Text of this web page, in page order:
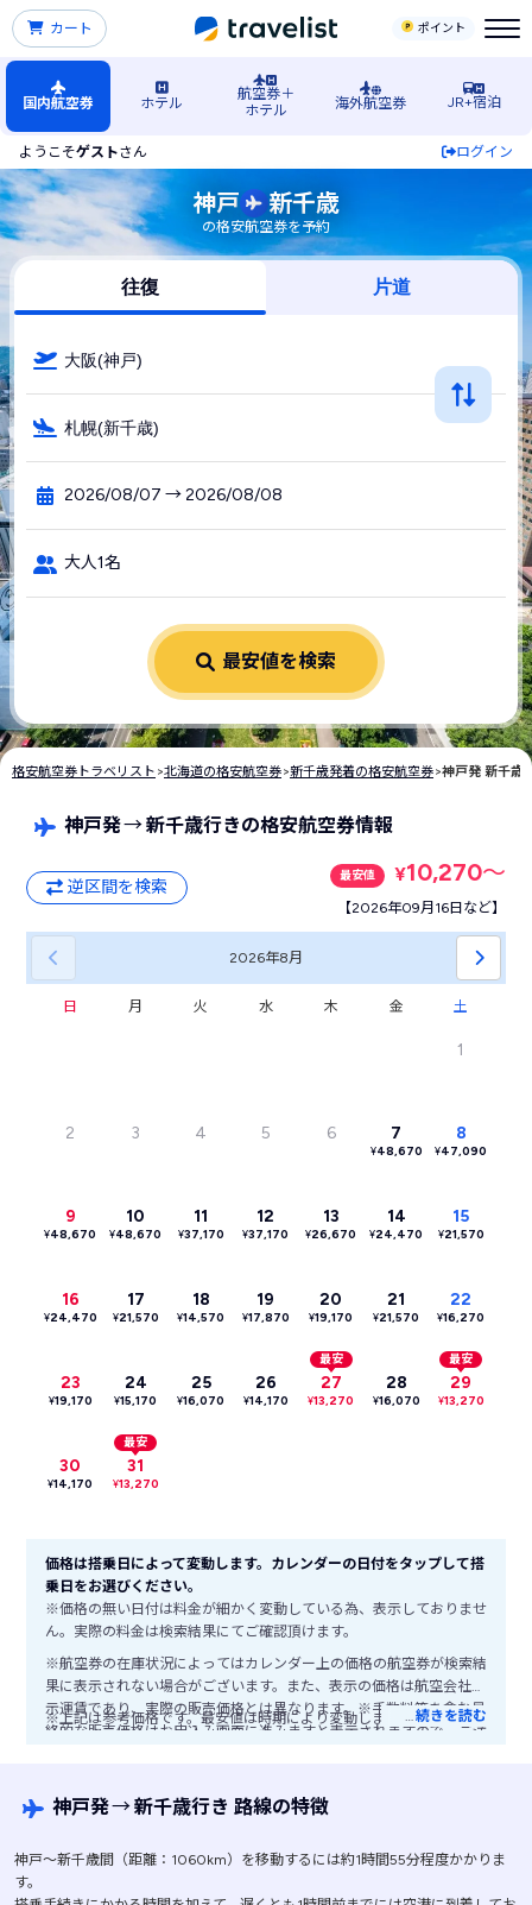
ポイント
カート
国内航空券 ホテル
航空券＋
ホテル
海外航空券 JR+宿泊
ようこそゲストさん ログイン
神戸空港発→札幌（新千歳）空港行きの格安航空券・飛行機
神戸 新千歳
の格安航空券を予約
往復 片道
大阪(神戸)
札幌(新千歳)
2026/08/07 → 2026/08/08
大人1名
最安値を検索
格安航空券トラベリスト >北海道の格安航空券>新千歳発着の格安航空券>神戸発 新千歳
神戸発→新千歳行きの格安航空券情報
逆区間を検索
最安値 ¥10,270〜
【2026年09月16日など】
2026年8月
日 月 火 水 木 金 土
1
2 3 4 5 6 7
¥48,670
8
¥47,090
9
¥48,670
10
¥48,670
11
¥37,170
12
¥37,170
13
¥26,670
14
¥24,470
15
¥21,570
16
¥24,470
17
¥21,570
18
¥14,570
19
¥17,870
20
¥19,170
21
¥21,570
22
¥16,270
23
¥19,170
24
¥15,170
25
¥16,070
26
¥14,170
最安
27
¥13,270
28
¥16,070
最安
29
¥13,270
30
¥14,170
最安
31
¥13,270
価格は搭乗日によって変動します。カレンダーの日付をタップして搭
乗日をお選びください。
※価格の無い日付は料金が細かく変動している為、表示しておりませ
ん。実際の料金は検索結果にてご確認頂けます。
※航空券の在庫状況によってはカレンダー上の価格の航空券が検索結
果に表示されない場合がございます。また、表示の価格は航空会社公
示運賃であり、実際の販売価格とは異なります。※手数料等を含む最
終的な販売価格はお申込み画面に進みますと表示されますので、ご注
※上記は参考価格です。最安値は時期により変動します。
…続きを読む
神戸発→新千歳行き 路線の特徴
神戸〜新千歳間（距離：1060km）を移動するには約1時間55分程度かかりま
す。